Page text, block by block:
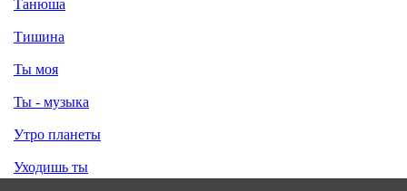
Танюша
Тишина
Ты моя
Ты - музыка
Утро планеты
Уходишь ты